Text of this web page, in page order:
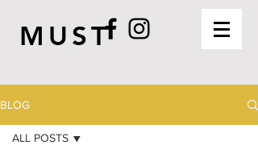
MUST
BLOG
ALL POSTS